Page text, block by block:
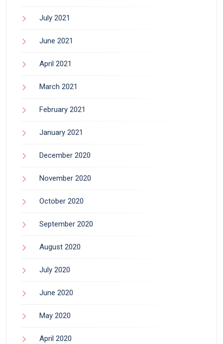
July 2021
June 2021
April 2021
March 2021
February 2021
January 2021
December 2020
November 2020
October 2020
September 2020
August 2020
July 2020
June 2020
May 2020
April 2020